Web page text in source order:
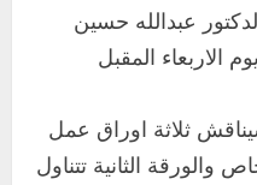
عبدالله حسين
الاربعاء المقبل
ثلاثة اوراق عمل
والورقة الثانية تتناول
بمحلية ودمدني الكبرى
الدراسية لهذا العام